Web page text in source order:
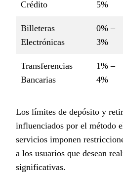
Crédito 5%
Billeteras
Electrónicas
0% –
3%
Transferencias
Bancarias
1% –
4%
Los límites de depósito y
influenciados por el método
servicios imponen
a los usuarios que desean
significativas.